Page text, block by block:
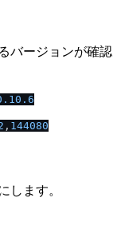
バージョンが確認
.6
, 144080
します。